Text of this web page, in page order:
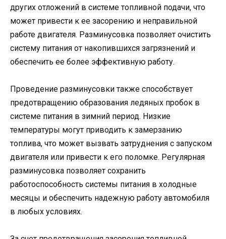
других отложений в системе топливной подачи, что
может привести к ее засорению и неправильной
работе двигателя. Разминусовка позволяет очистить
систему питания от накопившихся загрязнений и
обеспечить ее более эффективную работу.
Проведение разминусовки также способствует
предотвращению образования ледяных пробок в
системе питания в зимний период. Низкие
температуры могут приводить к замерзанию
топлива, что может вызвать затруднения с запуском
двигателя или привести к его поломке. Регулярная
разминусовка позволяет сохранить
работоспособность системы питания в холодные
месяцы и обеспечить надежную работу автомобиля
в любых условиях.